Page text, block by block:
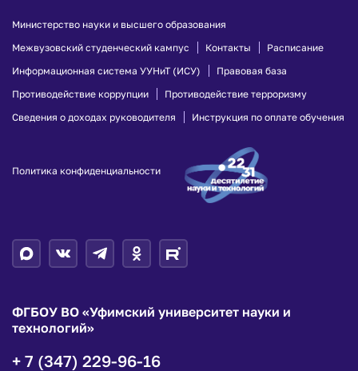
Министерство науки и высшего образования
Межвузовский студенческий кампус
Контакты
Расписание
Информационная система УУНиТ (ИСУ)
Правовая база
Противодействие коррупции
Противодействие терроризму
Сведения о доходах руководителя
Инструкция по оплате обучения
Политика конфиденциальности
ФГБОУ ВО «Уфимский университет науки и
технологий»
+ 7 (347) 229-96-16